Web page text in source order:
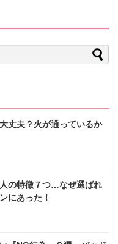
丈夫？火が通っているか
の特徴７つ…なぜ選ばれ
にあった！